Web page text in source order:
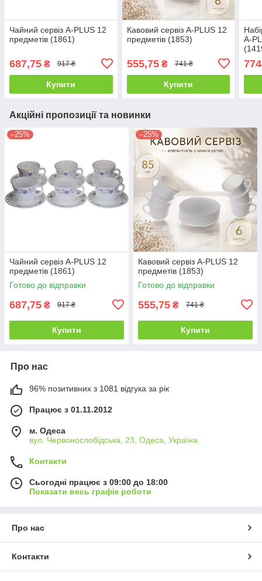
Чайний сервіз A-PLUS 12
предметів (1861)
687,75 ₴ 917 ₴
Купити
Кавовий сервіз A-PLUS 12
предметів (1853)
555,75₴ 741 ₴
Купити
A-
Акційні пропозиції та новинки
–25%
Чайний сервіз A-PLUS 12
предметів (1861)
Готово до відправки
687,75 ₴ 917 ₴
Купити
–25%
Кавовий сервіз A-PLUS 12
предметів (1853)
Готово до відправки
555,75 ₴ 741 ₴
Купити
Про нас
96% позитивних з 1081 відгука за рік
Працює з 01.11.2012
м. Одеса
вул. Червонослобідська, 23, Одеса, Україна
Контакти
Сьогодні працює з 09:00 до 18:00
Показати весь графік роботи
Про нас
Контакти